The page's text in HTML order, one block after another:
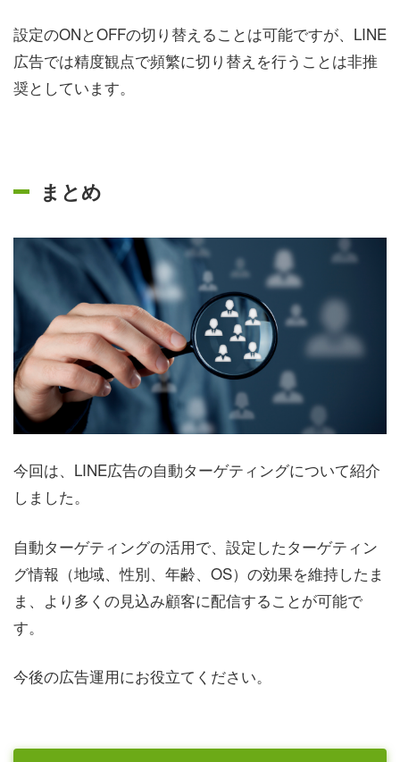
設定のONとOFFの切り替えることは可能ですが、LINE
広告では精度観点で頻繁に切り替えを行うことは非推
奨としています。
まとめ
今回は、LINE広告の自動ターゲティングについて紹介
しました。
自動ターゲティングの活用で、設定したターゲティン
グ情報（地域、性別、年齢、OS）の効果を維持したま
ま、より多くの見込み顧客に配信することが可能で
す。
今後の広告運用にお役立てください。